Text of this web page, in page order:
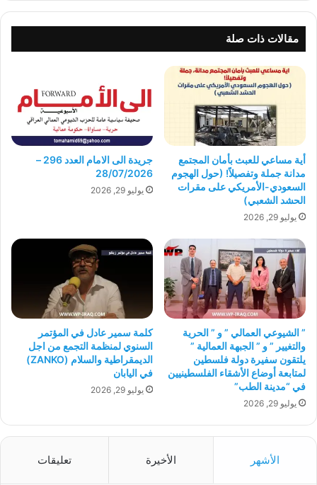
مقالات ذات صلة
أية مساعي للعبث بأمان المجتمع
مدانة جملة وتفصيلاً! (حول الهجوم
السعودي-الأمريكي على مقرات
الحشد الشعبي)
يوليو 29, 2026
جريدة الى الامام العدد 296 –
28/07/2026
يوليو 29, 2026
” الشيوعي العمالي ” و ” الحرية
والتغيير ” و ” الجبهة العمالية ”
يلتقون سفيرة دولة فلسطين
لمتابعة أوضاع الأشقاء الفلسطينيين
في “مدينة الطب”
يوليو 29, 2026
كلمة سمير عادل في المؤتمر
السنوي لمنظمة التجمع من اجل
الديمقراطية والسلام (ZANKO)
في اليابان
يوليو 29, 2026
الأشهر الأخيرة تعليقات